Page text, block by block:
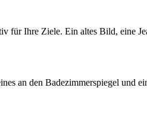
für Ihre Ziele. Ein altes Bild, eine
an den Badezimmerspiegel und